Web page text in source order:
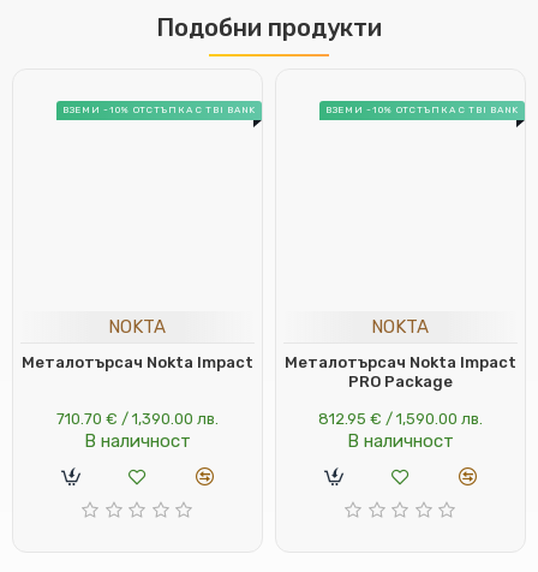
Подобни продукти
ВЗЕМИ -10% ОТСТЪПКА С TBI BANK
NOKTA
Металотърсач Nokta Impact
710.70 € / 1,390.00 лв.
В наличност
ВЗЕМИ -10% ОТСТЪПКА С TBI BANK
NOKTA
Металотърсач Nokta Impact
PRO Package
812.95 € / 1,590.00 лв.
В наличност